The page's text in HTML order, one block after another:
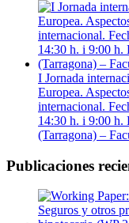
I Jornada
Europea.
internacional.
14:30 h. i 9:00
(Tarragona) –
Publicaciones